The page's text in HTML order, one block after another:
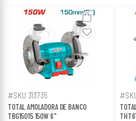
#SKU 313735
TOTAL AMOLADORA DE BANCO
TBG15015 150W 6"